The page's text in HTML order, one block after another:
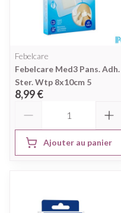
Febelcare
Febelcare Med3 Pans. Adh.
Ster. Wtp 8x10cm 5
8,99 €
Ajouter au panier